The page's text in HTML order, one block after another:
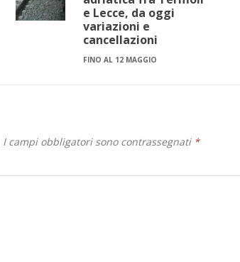
e Lecce, da oggi
variazioni e
cancellazioni
FINO AL 12 MAGGIO
I campi obbligatori sono contrassegnati *